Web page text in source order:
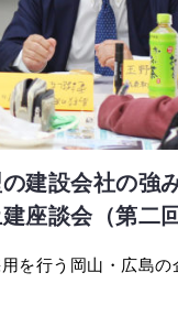
建設会社の強
座談会（第二回
を行う岡山・広島の